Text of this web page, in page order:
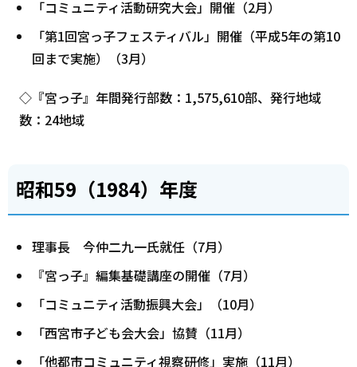
「コミュニティ活動研究大会」開催（2月）
「第1回宮っ子フェスティバル」開催（平成5年の第10
回まで実施）（3月）
◇『宮っ子』年間発行部数：1,575,610部、発行地域
数：24地域
昭和59（1984）年度
理事長 今仲二九一氏就任（7月）
『宮っ子』編集基礎講座の開催（7月）
「コミュニティ活動振興大会」（10月）
「西宮市子ども会大会」協賛（11月）
「他都市コミュニティ視察研修」実施（11月）